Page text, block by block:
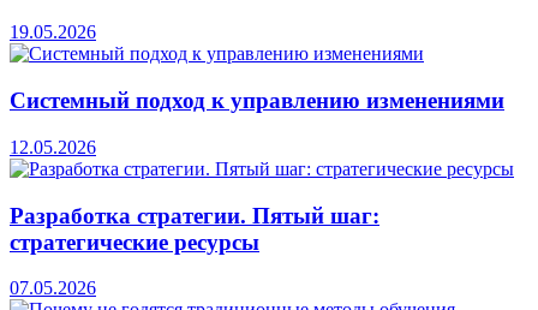
19.05.2026
Системный подход к управлению изменениями
12.05.2026
Разработка стратегии. Пятый шаг:
стратегические ресурсы
07.05.2026